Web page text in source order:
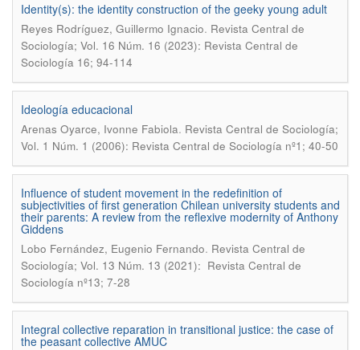
Identity(s): the identity construction of the geeky young adult
Reyes Rodríguez, Guillermo Ignacio. Revista Central de
Sociología; Vol. 16 Núm. 16 (2023): Revista Central de
Sociología 16; 94-114
Ideología educacional
Arenas Oyarce, Ivonne Fabiola. Revista Central de Sociología;
Vol. 1 Núm. 1 (2006): Revista Central de Sociología nº1; 40-50
Influence of student movement in the redefinition of
subjectivities of first generation Chilean university students and
their parents: A review from the reflexive modernity of Anthony
Giddens
Lobo Fernández, Eugenio Fernando. Revista Central de
Sociología; Vol. 13 Núm. 13 (2021): Revista Central de
Sociología nº13; 7-28
Integral collective reparation in transitional justice: the case of
the peasant collective AMUC